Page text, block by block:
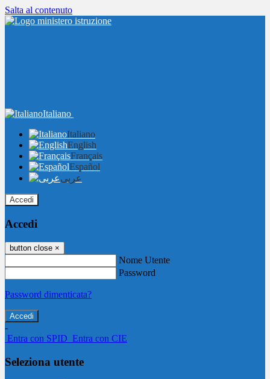
Salta al contenuto
Italiano
Italiano
English
Français
Español
عربى
Accedi
Accedi
button close ×
Nome Utente
Password
Password dimenticata?
-
Entra con SPID Entra con CIE
Seleziona utente